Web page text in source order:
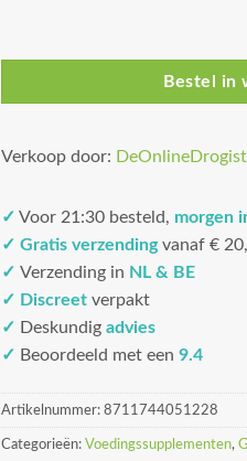
Bestel in
Verkoop door:
✓ Voor 21:30 besteld, morgen
✓ Gratis verzendingvanaf €
✓ Verzending in NL & BE
✓ Discreet verpakt
✓ Deskundig advies
✓ Beoordeeld met een 9.4
Artikelnummer: 8711744051228
Categorieën: Voedingssupplementen,